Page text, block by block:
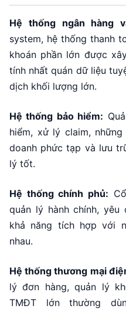
Hệ thống ngân hàng
system, hệ thống thanh
khoán phần lớn được
tính nhất quán dữ liệu
dịch khối lượng lớn.
Hệ thống bảo hiểm:
hiểm, xử lý claim,
doanh phức tạp và lưu
lý tốt.
Hệ thống chính phủ:
quản lý hành chính,
khả năng tích hợp với
nhau.
Hệ thống thương mại
lý đơn hàng, quản lý
TMĐT lớn thường